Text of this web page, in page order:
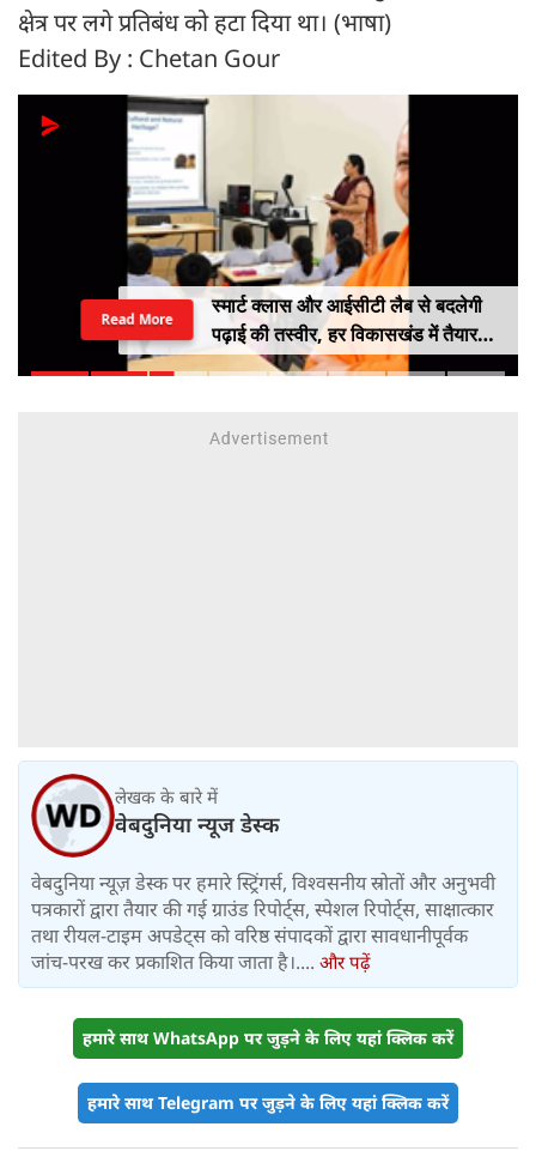
क्षेत्र पर लगे प्रतिबंध को हटा दिया था। (भाषा)
Edited By : Chetan Gour
स्मार्ट क्लास और आईसीटी लैब से बदलेगी
पढ़ाई की तस्वीर, हर विकासखंड में तैयार
होंगे मास्टर ट्रेनर
Read More
लेखक के बारे में
वेबदुनिया न्यूज डेस्क
वेबदुनिया न्यूज़ डेस्क पर हमारे स्ट्रिंगर्स, विश्वसनीय स्रोतों और अनुभवी
पत्रकारों द्वारा तैयार की गई ग्राउंड रिपोर्ट्स, स्पेशल रिपोर्ट्स, साक्षात्कार
तथा रीयल-टाइम अपडेट्स को वरिष्ठ संपादकों द्वारा सावधानीपूर्वक
जांच-परख कर प्रकाशित किया जाता है।.... और पढ़ें
हमारे साथ WhatsApp पर जुड़ने के लिए यहां क्लिक करें
हमारे साथ Telegram पर जुड़ने के लिए यहां क्लिक करें